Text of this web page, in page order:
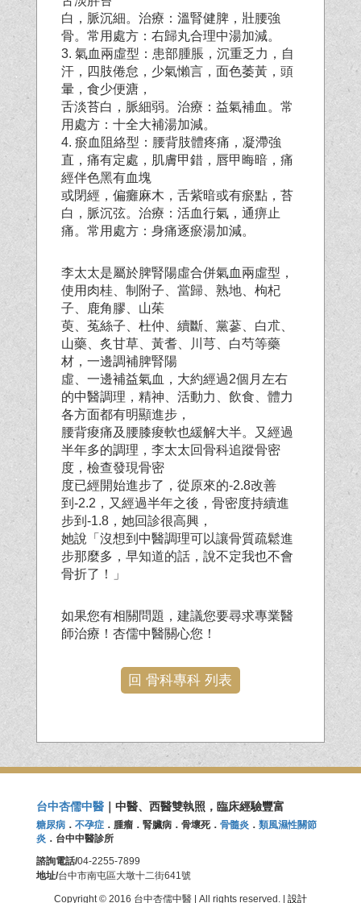
白，脈沉細。治療：溫腎健脾，壯腰強
骨。常用處方：右歸丸合理中湯加減。
3. 氣血兩虛型：患部腫脹，沉重乏力，自
汗，四肢倦怠，少氣懶言，面色萎黃，頭
暈，食少便溏，
舌淡苔白，脈細弱。治療：益氣補血。常
用處方：十全大補湯加減。
4. 瘀血阻絡型：腰背肢體疼痛，凝滯強
直，痛有定處，肌膚甲錯，唇甲晦暗，痛
經伴色黑有血塊
或閉經，偏癱麻木，舌紫暗或有瘀點，苔
白，脈沉弦。治療：活血行氣，通痹止
痛。常用處方：身痛逐瘀湯加減。
李太太是屬於脾腎陽虛合併氣血兩虛型，
使用肉桂、制附子、當歸、熟地、枸杞
子、鹿角膠、山茱
萸、菟絲子、杜仲、續斷、黨蔘、白朮、
山藥、炙甘草、黃耆、川芎、白芍等藥
材，一邊調補脾腎陽
虛、一邊補益氣血，大約經過2個月左右
的中醫調理，精神、活動力、飲食、體力
各方面都有明顯進步，
腰背痠痛及腰膝痠軟也緩解大半。又經過
半年多的調理，李太太回骨科追蹤骨密
度，檢查發現骨密
度已經開始進步了，從原來的-2.8改善
到-2.2，又經過半年之後，骨密度持續進
步到-1.8，她回診很高興，
她說「沒想到中醫調理可以讓骨質疏鬆進
步那麼多，早知道的話，說不定我也不會
骨折了！」
如果您有相關問題，建議您要尋求專業醫
師治療！杏儒中醫關心您！
回 骨科專科 列表
台中杏儒中醫｜中醫、西醫雙執照，臨床經驗豐富
糖尿病． 不孕症．腫瘤．腎臟病．骨壞死． 骨髓炎． 類風濕性關節
炎．台中中醫診所
諮詢電話/04-2255-7899
地址/台中市南屯區大墩十二街641號
Copyright © 2016 台中杏儒中醫 | All rights reserved. | 設計